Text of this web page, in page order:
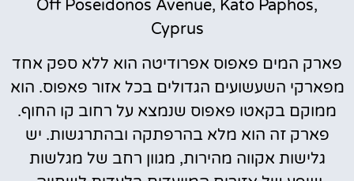
Off Poseidonos Avenue, Kato Paphos,
Cyprus
פארק המים פאפוס אפרודיטה הוא ללא ספק אחד
מפארקי השעשועים הגדולים בכל אזור פאפוס. הוא
ממוקם בקאטו פאפוס שנמצא על רחוב קו החוף.
פארק זה הוא מלא בהרפתקה ובהתרגשות. יש
גלישות אקווה מהירות, מגוון רחב של מגלשות